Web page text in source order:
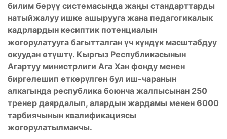
билим берүү системасында жаңы стандарттарды
натыйжалуу ишке ашырууга жана педагогикалык
кадрлардын кесиптик потенциалын
жогорулатууга багытталган үч күндүк масштабдуу
окуудан өтүштү. Кыргыз Республикасынын
Агартуу министрлиги Ага Хан фонду менен
биргелешип өткөрүлгөн бул иш-чаранын
алкагында республика боюнча жалпысынан 250
тренер даярдалып, алардын жардамы менен 6000
тарбиячынын квалификациясы
жогорулатылмакчы.